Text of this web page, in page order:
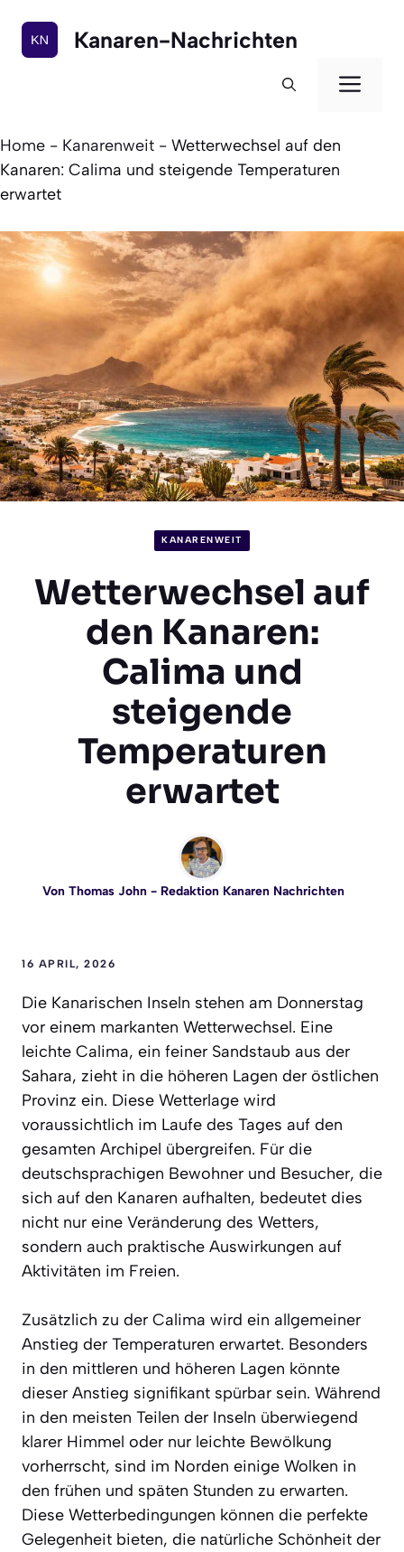
Inhalt
springen
Kanaren-Nachrichten
Home - Kanarenweit - Wetterwechsel auf den
Kanaren: Calima und steigende Temperaturen
erwartet
KANARENWEIT
Wetterwechsel auf
den Kanaren:
Calima und
steigende
Temperaturen
erwartet
Von Thomas John- Redaktion Kanaren Nachrichten
16 APRIL, 2026
Die Kanarischen Inseln stehen am Donnerstag
vor einem markanten Wetterwechsel. Eine
leichte Calima, ein feiner Sandstaub aus der
Sahara, zieht in die höheren Lagen der östlichen
Provinz ein. Diese Wetterlage wird
voraussichtlich im Laufe des Tages auf den
gesamten Archipel übergreifen. Für die
deutschsprachigen Bewohner und Besucher, die
sich auf den Kanaren aufhalten, bedeutet dies
nicht nur eine Veränderung des Wetters,
sondern auch praktische Auswirkungen auf
Aktivitäten im Freien.
Zusätzlich zu der Calima wird ein allgemeiner
Anstieg der Temperaturen erwartet. Besonders
in den mittleren und höheren Lagen könnte
dieser Anstieg signifikant spürbar sein. Während
in den meisten Teilen der Inseln überwiegend
klarer Himmel oder nur leichte Bewölkung
vorherrscht, sind im Norden einige Wolken in
den frühen und späten Stunden zu erwarten.
Diese Wetterbedingungen können die perfekte
Gelegenheit bieten, die natürliche Schönheit der